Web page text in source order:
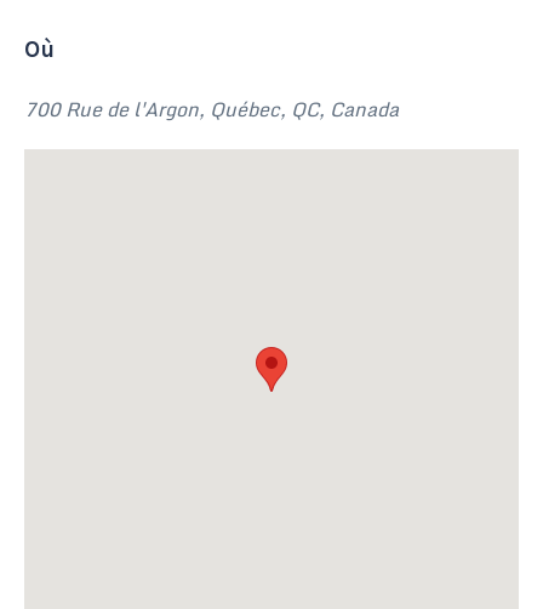
Où
700 Rue de l'Argon, Québec, QC, Canada